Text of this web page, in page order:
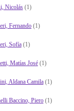
Nicolás(1)
Fernando(1)
Sofía(1)
Matías José(1)
Aldana Camila(1)
Baccino, Piero(1)